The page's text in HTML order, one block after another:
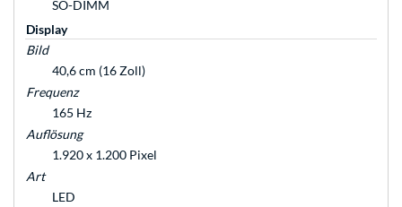
SO-DIMM
Display
Bild
40,6 cm (16 Zoll)
Frequenz
165 Hz
Auflösung
1.920 x 1.200 Pixel
Art
LED